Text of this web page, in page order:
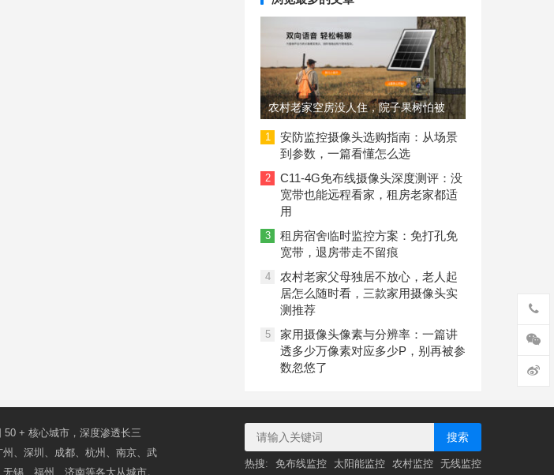
农村老家空房没人住，院子果树怕被
偷，三款4G摄像头让远程看护更省心
1
安防监控摄像头选购指南：从场景
到参数，一篇看懂怎么选
2
C11-4G免布线摄像头深度测评：没
宽带也能远程看家，租房老家都适
用
3
租房宿舍临时监控方案：免打孔免
宽带，退房带走不留痕
4
农村老家父母独居不放心，老人起
居怎么随时看，三款家用摄像头实
测推荐
5
家用摄像头像素与分辨率：一篇讲
透多少万像素对应多少P，别再被参
数忽悠了
50 + 核心城市，深度渗透长三
、深圳、成都、杭州、南京、武
锡、福州、济南等各大从城市。
搜索
热搜: 免布线监控 太阳能监控 农村监控 无线监控